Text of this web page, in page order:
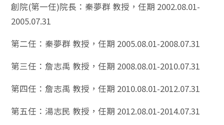
創院(第一任)院長：秦夢群 教授，任期 2002.08.01-
2005.07.31
第二任：秦夢群 教授，任期 2005.08.01-2008.07.31
第三任：詹志禹 教授，任期 2008.08.01-2010.07.31
第四任：詹志禹 教授，任期 2010.08.01-2012.07.31
第五任：湯志民 教授，任期 2012.08.01-2014.07.31